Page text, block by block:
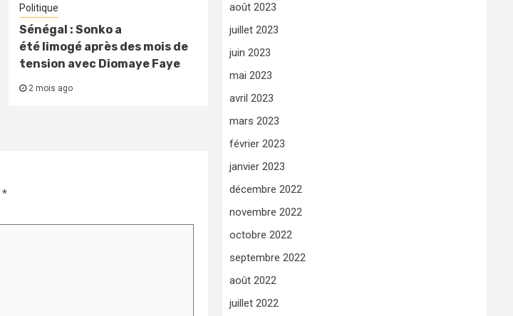
Politique
Sénégal : Sonko a
été limogé après des mois de
tension avec Diomaye Faye
2 mois ago
*
août 2023
juillet 2023
juin 2023
mai 2023
avril 2023
mars 2023
février 2023
janvier 2023
décembre 2022
novembre 2022
octobre 2022
septembre 2022
août 2022
juillet 2022